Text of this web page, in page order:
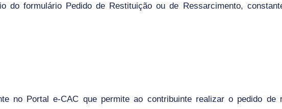
do formulário Pedido de Restituição ou de Ressarcimento,
no Portal e-CAC que permite ao contribuinte realizar o pedido de